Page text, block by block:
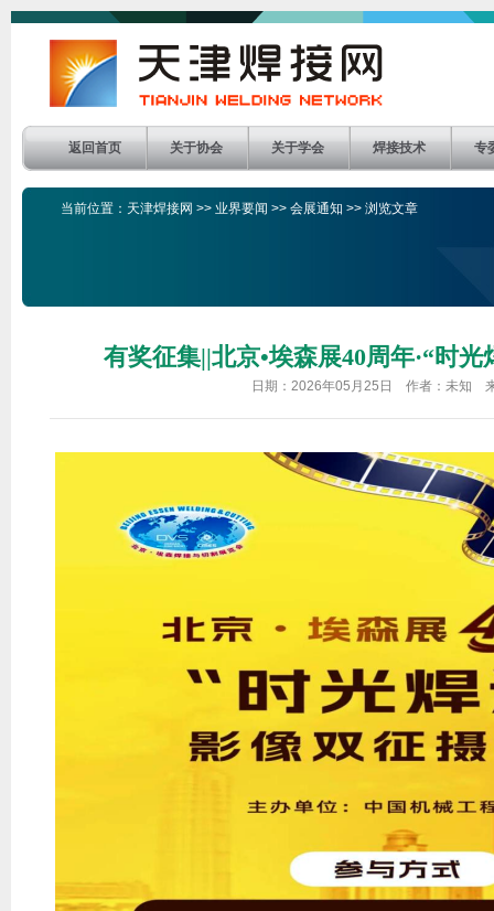
返回首页 关于协会 关于学会 焊接技术 专
当前位置： 天津焊接网 >> 业界要闻 >> 会展通知 >> 浏览文章
有奖征集||北京•埃森展40周年·“时
日期：2026年05月25日 作者：未知